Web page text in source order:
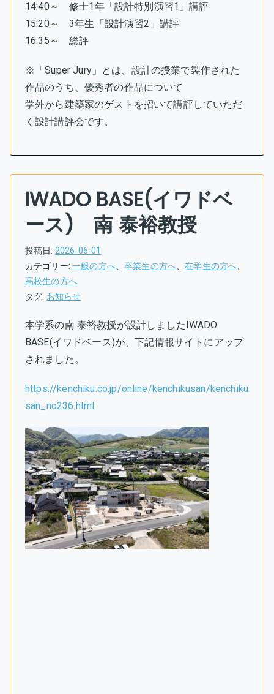
14:40～ 修士1年「設計特別演習1」講評
15:20～ 3年生「設計演習2」講評
16:35～ 総評
※「Super Jury」とは、設計の授業で製作された
作品のうち、優秀者の作品について
学外から建築家のゲストを招いて講評していただ
く設計講評会です。
IWADO BASE(イワドベ
ース) 南 泰裕教授
投稿日: 2026-06-01
カテゴリー:一般の方へ、卒業生の方へ、在学生の方へ、
高校生の方へ
タグ: お知らせ
本学系の南 泰裕教授が設計しましたIWADO
BASE(イワドベース)が、下記情報サイトにアップ
されました。
https://kenchiku.co.jp/online/kenchikusan/kenchiku
san_no236.html